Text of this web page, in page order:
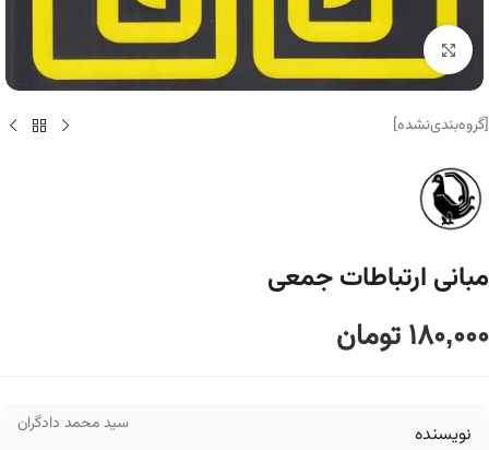
برای بزرگنمایی کلیک کنید
[گروه‌بندی‌نشده]
مبانی ارتباطات جمعی
180,000تومان
نویسنده سید محمد دادگران